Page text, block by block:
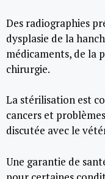
Des radiographies
dysplasie de la
médicaments, de la
chirurgie.
La stérilisation est
cancers et
discutée avec le
Une garantie de